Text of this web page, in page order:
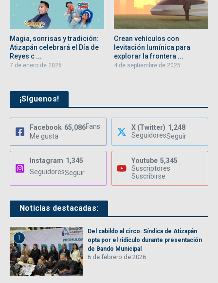
Magia, sonrisas y tradición:
Atizapán celebrará el Día de
Reyes c ...
7 de enero de 2026
Crean vehículos con
levitación lumínica para
explorar la frontera ...
4 de septiembre de 2025
¡Síguenos!
Facebook 65,086Fans
Me gusta
X (Twitter) 1,248
SeguidoresSeguir
Instagram 1,345
SeguidoresSeguir
Youtube 5,345
Suscriptores
Suscribirse
Noticias destacadas:
1
Del cabildo al circo: Síndica de Atizapán
opta por el ridículo durante presentación
de Bando Municipal
6 de febrero de 2026